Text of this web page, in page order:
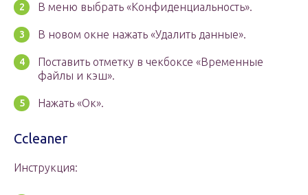
В меню выбрать «Конфиденциальность».
В новом окне нажать «Удалить данные».
Поставить отметку в чекбоксе «Временные
файлы и кэш».
Нажать «Ок».
Ccleaner
Инструкция: